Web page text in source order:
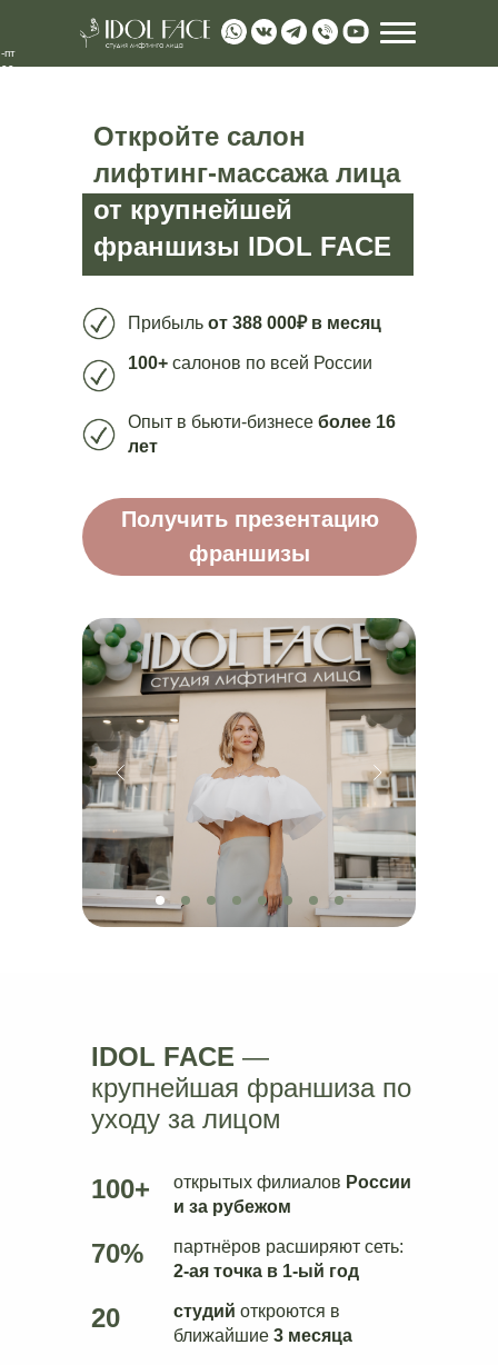
ЗАКАЗАТЬ ЗВОНОК
пт
-
Получить презентацию
франшизы
Откройте салон
лифтинг-массажа лица
от крупнейшей
франшизы IDOL FACE
Прибыль от 388 000₽ в месяц
100+ салонов по всей России
Опыт в бьюти-бизнесе более 16
лет
IDOL FACE —
крупнейшая франшиза по
уходу за лицом
100+ открытых филиалов России
и за рубежом
70%
партнёров расширяют сеть:
2-ая точка в 1-ый год
20 студий откроются в
ближайшие 3 месяца